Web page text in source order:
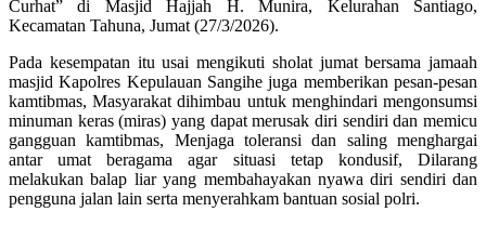
Curhat” di Masjid Hajjah H. Munira, Kelurahan Santiago,
Kecamatan Tahuna, Jumat (27/3/2026).
Pada kesempatan itu usai mengikuti sholat jumat bersama jamaah
masjid Kapolres Kepulauan Sangihe juga memberikan pesan-pesan
kamtibmas, Masyarakat dihimbau untuk menghindari mengonsumsi
minuman keras (miras) yang dapat merusak diri sendiri dan memicu
gangguan kamtibmas, Menjaga toleransi dan saling menghargai
antar umat beragama agar situasi tetap kondusif, Dilarang
melakukan balap liar yang membahayakan nyawa diri sendiri dan
pengguna jalan lain serta menyerahkam bantuan sosial polri.